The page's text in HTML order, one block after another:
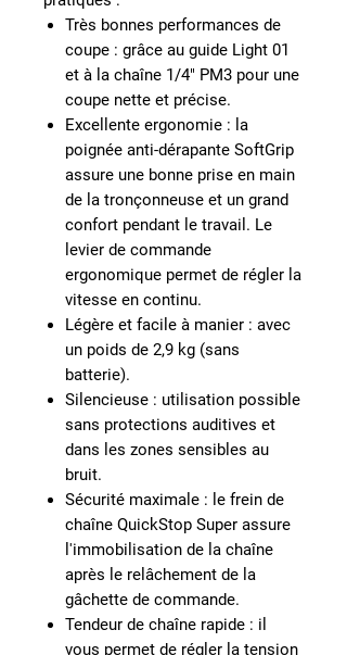
Très bonnes performances de
coupe : grâce au guide Light 01
et à la chaîne 1/4" PM3 pour une
coupe nette et précise.
Excellente ergonomie : la
poignée anti-dérapante SoftGrip
assure une bonne prise en main
de la tronçonneuse et un grand
confort pendant le travail. Le
levier de commande
ergonomique permet de régler la
vitesse en continu.
Légère et facile à manier : avec
un poids de 2,9 kg (sans
batterie).
Silencieuse : utilisation possible
sans protections auditives et
dans les zones sensibles au
bruit.
Sécurité maximale : le frein de
chaîne QuickStop Super assure
l'immobilisation de la chaîne
après le relâchement de la
gâchette de commande.
Tendeur de chaîne rapide : il
vous permet de régler la tension